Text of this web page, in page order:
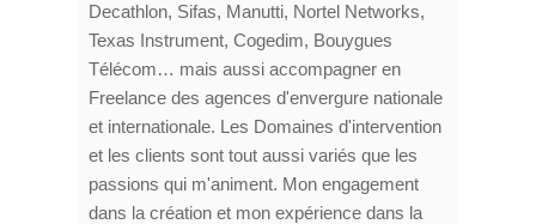
Decathlon, Sifas, Manutti, Nortel Networks,
Texas Instrument, Cogedim, Bouygues
Télécom… mais aussi accompagner en
Freelance des agences d'envergure nationale
et internationale. Les Domaines d'intervention
et les clients sont tout aussi variés que les
passions qui m'animent. Mon engagement
dans la création et mon expérience dans la